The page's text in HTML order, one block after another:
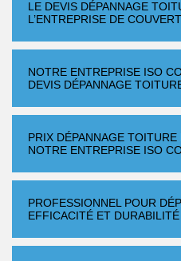
LE DEVIS DÉPANNAGE
L’ENTREPRISE DE
NOTRE ENTREPRISE ISO
DEVIS DÉPANNAGE
PRIX DÉPANNAGE TOITURE
NOTRE ENTREPRISE ISO
PROFESSIONNEL POUR
EFFICACITÉ ET DURABILITÉ